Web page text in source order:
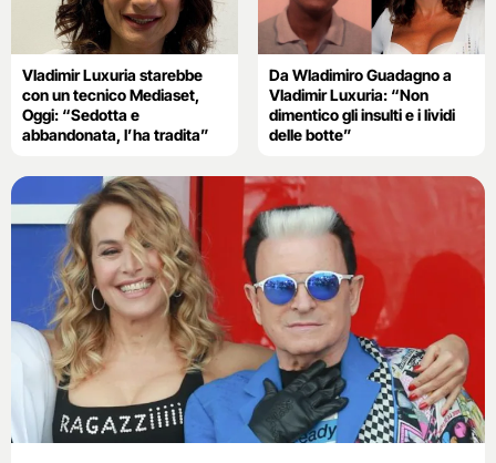
Vladimir Luxuria starebbe
con un tecnico Mediaset,
Oggi: “Sedotta e
abbandonata, l’ha tradita”
Da Wladimiro Guadagno a
Vladimir Luxuria: “Non
dimentico gli insulti e i lividi
delle botte”